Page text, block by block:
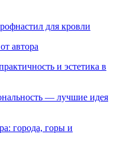
для кровли
автора
и эстетика в
— лучшие идея
города, горы и